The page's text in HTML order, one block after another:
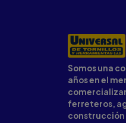
Somos una
años en el
ferreteros,